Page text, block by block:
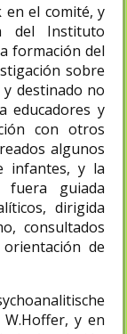
en el comité, y
del Instituto
formación del
sobre
y destinado no
educadores y
con otros
algunos
infantes, y la
guiada
dirigida
consultados
de
y en